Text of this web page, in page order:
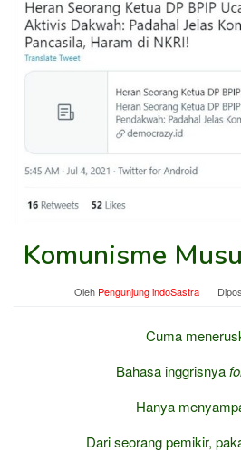
Komunisme
Oleh Pengunjung indoSastra
Cuma
Bahasa inggrisnya
Hanya
Dari seorang pemikir,